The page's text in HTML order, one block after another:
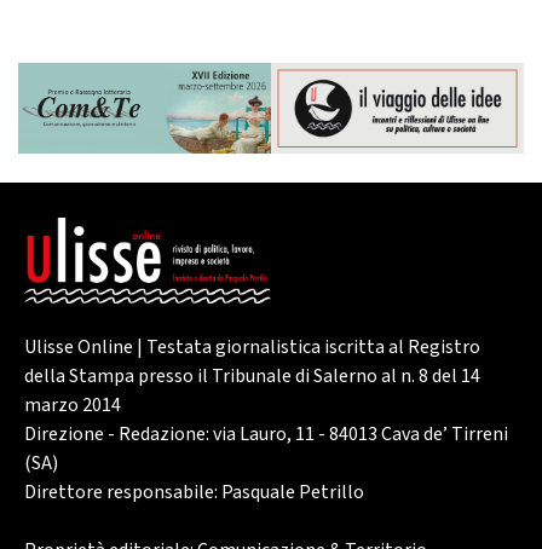
Ulisse Online | Testata giornalistica iscritta al Registro
della Stampa presso il Tribunale di Salerno al n. 8 del 14
marzo 2014
Direzione - Redazione: via Lauro, 11 - 84013 Cava de’ Tirreni
(SA)
Direttore responsabile: Pasquale Petrillo